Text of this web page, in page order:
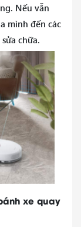
Nếu vẫn
mình đến các
chữa.
xe quay